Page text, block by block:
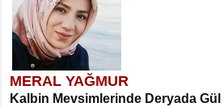
MERAL YAĞMUR
Kalbin Mevsimlerinde Deryada Gül